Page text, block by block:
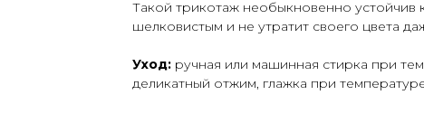
Такой трикотаж необыкновенно устойчив
шелковистым и не утратит своего цвета
Уход: ручная или машинная стирка при
деликатный отжим, глажка при